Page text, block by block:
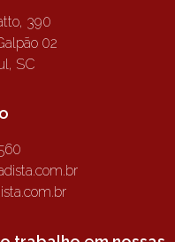
390
02
SC